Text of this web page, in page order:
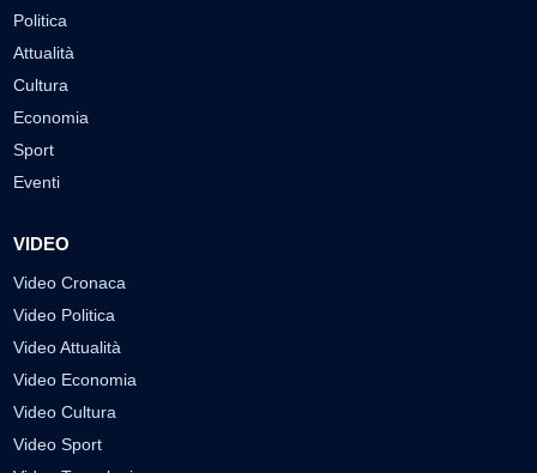
Politica
Attualità
Cultura
Economia
Sport
Eventi
VIDEO
Video Cronaca
Video Politica
Video Attualità
Video Economia
Video Cultura
Video Sport